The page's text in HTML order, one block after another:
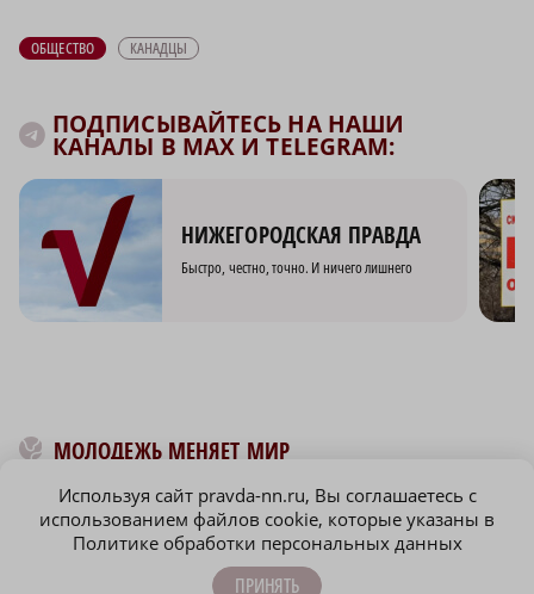
ОБЩЕСТВО КАНАДЦЫ
ПОДПИСЫВАЙТЕСЬ НА НАШИ
КАНАЛЫ В MAX И TELEGRAM:
НИЖЕГОРОДСКАЯ ПРАВДА
Быстро, честно, точно. И ничего лишнего
МОЛОДЕЖЬ МЕНЯЕТ МИР
Используя сайт pravda-nn.ru, Вы соглашаетесь с
использованием файлов cookie, которые указаны в
Политике обработки персональных данных
ПРИНЯТЬ